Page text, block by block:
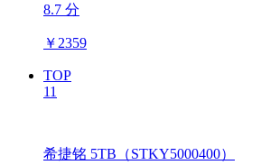
8.7 分
￥ 2359
TOP
11
希捷铭 5TB（STKY5000400）